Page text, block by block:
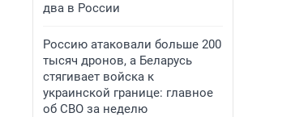
два в России
Россию атаковали больше 200
тысяч дронов, а Беларусь
стягивает войска к
украинской границе: главное
об СВО за неделю